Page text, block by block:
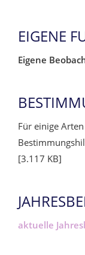
EIGENE
Eigene
Für einige
[3.117 KB]
aktuelle